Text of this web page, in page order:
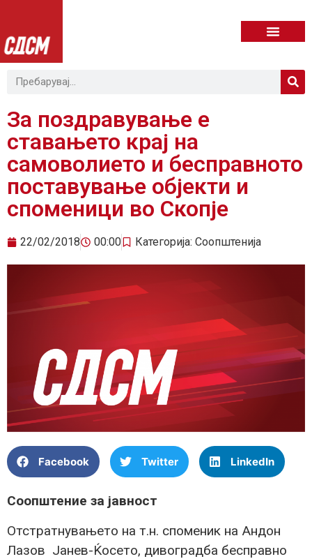
За поздравување е
ставањето крај на
самоволието и бесправното
поставување објекти и
споменици во Скопје
22/02/2018 00:00 Категорија: Соопштенија
Facebook Twitter LinkedIn
Соопштение за јавност
Отстратнувањето на т.н. споменик на Андон
Лазов Јанев-Ќосето, дивоградба бесправно